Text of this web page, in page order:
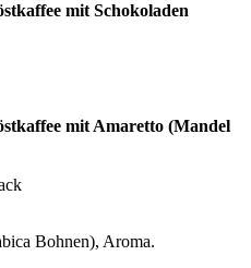
mit Schokoladen
mit Amaretto (Mandel
Bohnen), Aroma.